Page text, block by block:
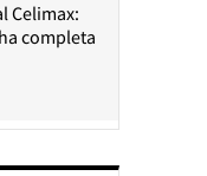
Celimax:
completa